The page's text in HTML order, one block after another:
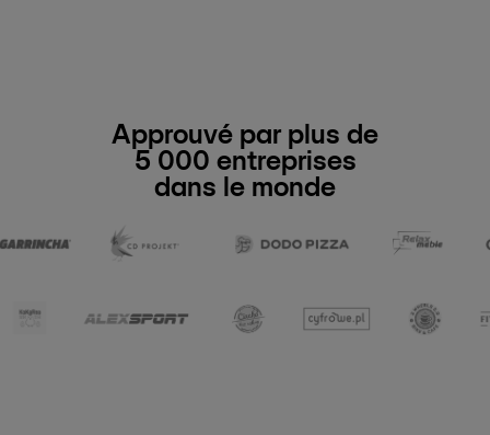
Approuvé par plus de
5 000 entreprises
dans le monde